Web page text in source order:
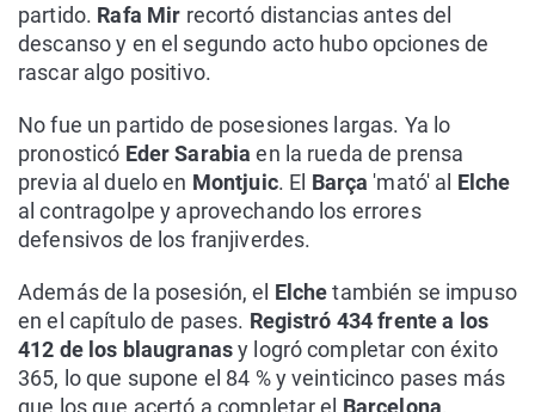
partido. Rafa Mir recortó distancias antes del
descanso y en el segundo acto hubo opciones de
rascar algo positivo.
No fue un partido de posesiones largas. Ya lo
pronosticó Eder Sarabiaen la rueda de prensa
previa al duelo en Montjuic. El Barça 'mató' al Elche
al contragolpe y aprovechando los errores
defensivos de los franjiverdes.
Además de la posesión, el Elchetambién se impuso
en el capítulo de pases. Registró 434 frente a los
412 de los blaugranasy logró completar con éxito
365, lo que supone el 84 % y veinticinco pases más
que los que acertó a completar el Barcelona.